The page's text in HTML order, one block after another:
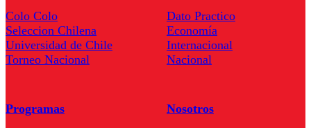
Colo Colo
Seleccion Chilena
Universidad de Chile
Torneo Nacional
Dato Practico
Economía
Internacional
Nacional
Programas
Nosotros